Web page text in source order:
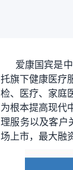
爱康国宾是中
托旗下健康医疗
检、医疗、家庭
为根本提高现代
理服务以及客户
场上市，最大融